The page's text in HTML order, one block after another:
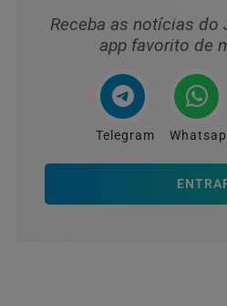
Receba as notícias do
app favorito de
Telegram